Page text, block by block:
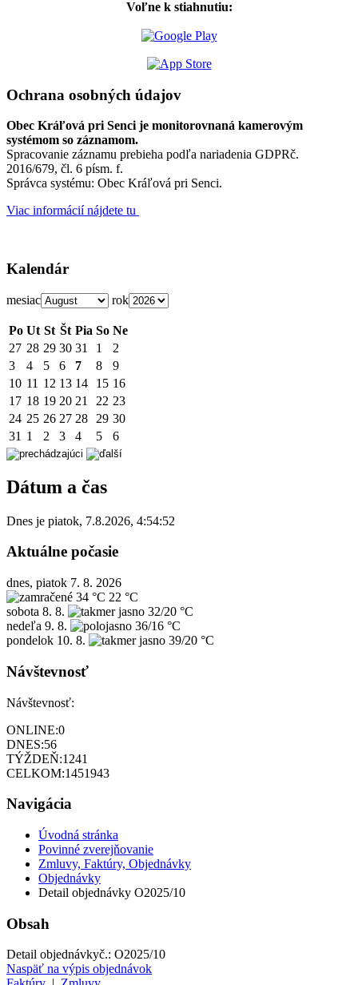
Voľne k stiahnutiu:
Ochrana osobných údajov
Obec Kráľová pri Senci je monitorovnaná kamerovým
systémom so záznamom.
Spracovanie záznamu prebieha podľa nariadenia GDPRč.
2016/679, čl. 6 písm. f.
Správca systému: Obec Kráľová pri Senci.
Viac informácií nájdete tu
Kalendár
mesiac rok
Po Ut St Št Pia So Ne
27 28 29 30 31 1
2
3
4 5 6 7 8
9
10 11 12 13 14 15 16
17 18 19 20 21 22 23
24 25 26 27 28 29 30
31 1 2 3 4 5 6
Dátum a čas
Dnes je piatok, 7.8.2026, 4:54:52
Aktuálne počasie
dnes, piatok 7. 8. 2026
34 °C 22 °C
sobota 8. 8.
32/20 °C
nedeľa 9. 8.
36/16 °C
pondelok 10. 8. 39/20 °C
Návštevnosť
Návštevnosť:
ONLINE:0
DNES:56
TÝŽDEŇ:1241
CELKOM:1451943
Navigácia
Úvodná stránka
Povinné zverejňovanie
Zmluvy, Faktúry, Objednávky
Objednávky
Detail objednávky O2025/10
Obsah
Detail objednávkyč.: O2025/10
Naspäť na výpis objednávok